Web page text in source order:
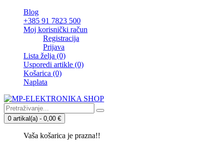
Blog
+385 91 7823 500
Moj korisnički račun
Registracija
Prijava
Lista želja (0)
Usporedi artikle (0)
Košarica (0)
Naplata
0 artikal(a) - 0,00 €
Vaša košarica je prazna!!